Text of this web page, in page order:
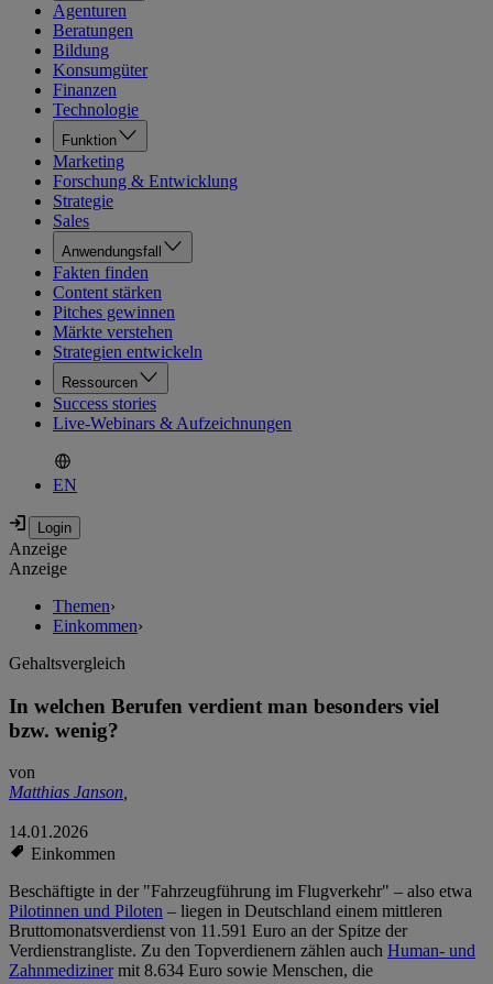
Agenturen
Beratungen
Bildung
Konsumgüter
Finanzen
Technologie
Funktion
Marketing
Forschung & Entwicklung
Strategie
Sales
Anwendungsfall
Fakten finden
Content stärken
Pitches gewinnen
Märkte verstehen
Strategien entwickeln
Ressourcen
Success stories
Live-Webinars & Aufzeichnungen
EN
Anzeige
Anzeige
Themen›
Einkommen›
Gehaltsvergleich
In welchen Berufen verdient man besonders viel
bzw. wenig?
von
Matthias Janson,
14.01.2026
Einkommen
Beschäftigte in der "Fahrzeugführung im Flugverkehr" – also etwa
Pilotinnen und Piloten – liegen in Deutschland einem mittleren
Bruttomonatsverdienst von 11.591 Euro an der Spitze der
Verdienstrangliste. Zu den Topverdienern zählen auch Human- und
Zahnmedizinermit 8.634 Euro sowie Menschen, die